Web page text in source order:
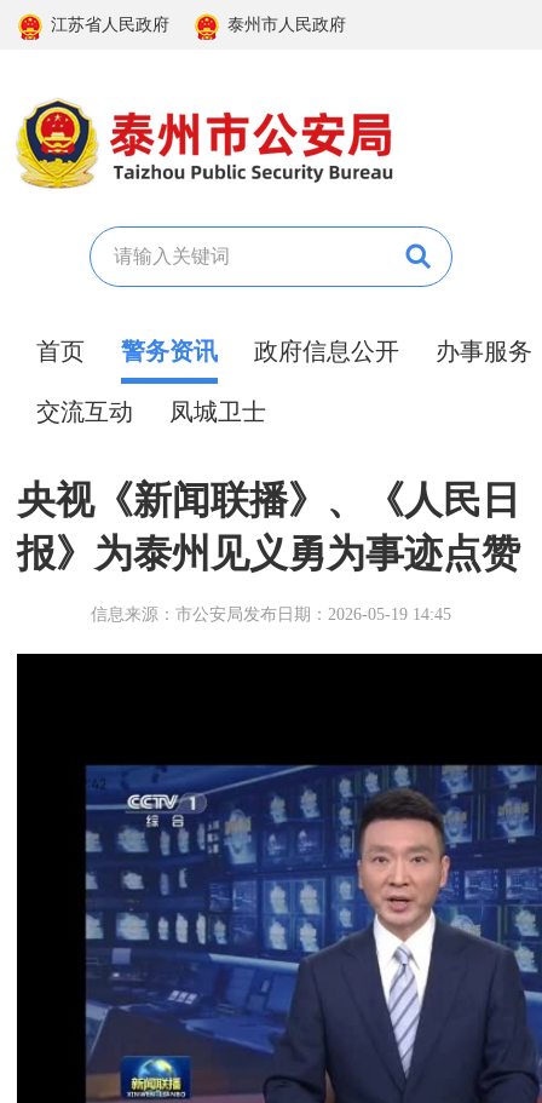
江苏省人民政府 泰州市人民政府
首页 警务资讯 政府信息公开 办事服务
交流互动 凤城卫士
央视《新闻联播》、《人民日
报》为泰州见义勇为事迹点赞
信息来源：市公安局发布日期：2026-05-19 14:45